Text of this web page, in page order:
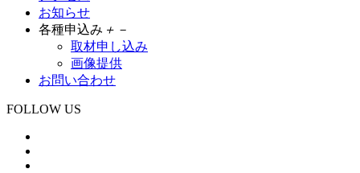
お知らせ
各種申込み ＋ －
取材申し込み
画像提供
お問い合わせ
FOLLOW US